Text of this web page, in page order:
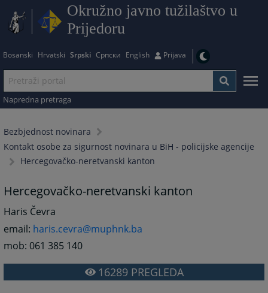
Okružno javno tužilaštvo u
Prijedoru
Bosanski Hrvatski Srpski Српски English Prijava
Napredna pretraga
Bezbjednost novinara
Kontakt osobe za sigurnost novinara u BiH - policijske agencije
Hercegovačko-neretvanski kanton
Hercegovačko-neretvanski kanton
Haris Čevra
email: haris.cevra@muphnk.ba
mob: 061 385 140
16289PREGLEDA